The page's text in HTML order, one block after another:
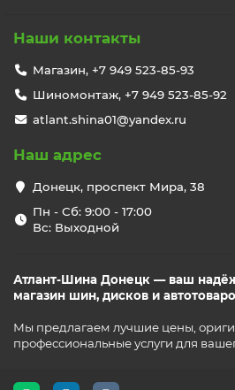
Наши контакты
Магазин, +7 949 523-85-93
Шиномонтаж, +7 949 523-85-92
atlant.shina01@yandex.ru
Наш адрес
Донецк, проспект Мира, 38
Пн - Сб: 9:00 - 17:00
Вс: Выходной
Атлант-Шина Донецк — ваш
магазин шин, дисков и
Мы предлагаем лучшие цены,
профессиональные услуги для